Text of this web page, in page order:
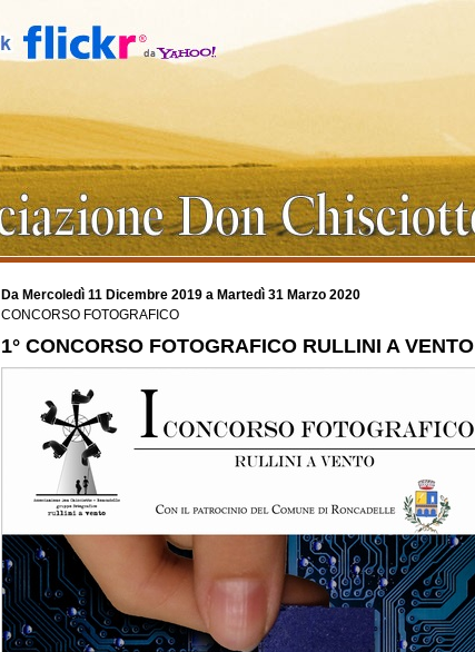
Da Mercoledì 11 Dicembre 2019 a Martedì 31 Marzo 2020
CONCORSO FOTOGRAFICO
1° CONCORSO FOTOGRAFICO RULLINI A VENTO